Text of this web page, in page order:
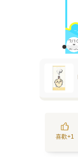
喜歡+1